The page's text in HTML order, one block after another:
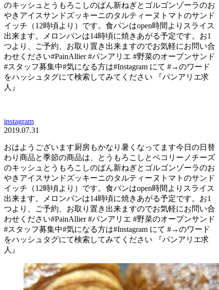
のキッシュとうもろこしのぱん新ねぎとゴルゴンゾーラのお
やきアイスサンドズッキーニのタルティーヌトマトのサンド
イッチ（12時頃より）です。食パンはopen時間よりスライス
出来ます。メロンパンは14時頃に焼きあがる予定です。お1
つより、ご予約、お取り置き出来ますのでお気軽にお問い合
わせください#PainAllier #パンアリエ #野菜のオープンサンド
#スタッフ募集中#気になる方は#Instagram にて #→のワード
をハッシュタグにて検索してみてください 『パンアリエ求
人』
instagram
2019.07.31
おはようございます厨房もかなり暑くなってます今日の日替
わり商品と季節の商品は、とうもろこしとペコリーノチーズ
のキッシュとうもろこしのぱん新ねぎとゴルゴンゾーラのお
やきアイスサンドズッキーニのタルティーヌトマトのサンド
イッチ（12時頃より）です。食パンはopen時間よりスライス
出来ます。メロンパンは14時頃に焼きあがる予定です。お1
つより、ご予約、お取り置き出来ますのでお気軽にお問い合
わせください#PainAllier #パンアリエ #野菜のオープンサンド
#スタッフ募集中#気になる方は#Instagram にて #→のワード
をハッシュタグにて検索してみてください 『パンアリエ求
人』